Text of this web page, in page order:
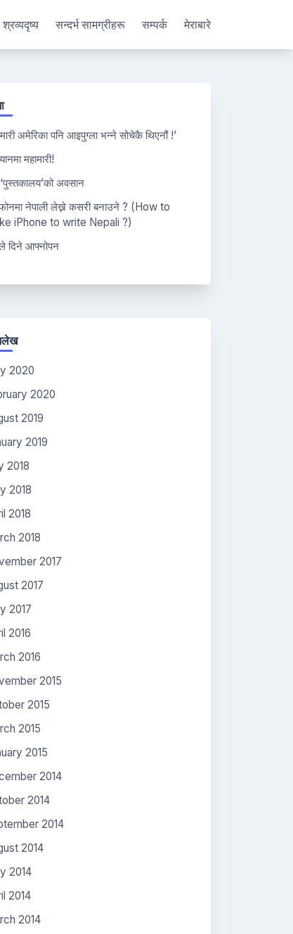
श्रव्यदृष्य सन्दर्भ सामग्रीहरू सम्पर्क मेराबारे
अमेरिका पनि आइपुग्ला भन्ने सोचेकै थिएनौं !’
महामारी!
अवसान
नेपाली लेख्ने कसरी बनाउने ? (How to
iPhone to write Nepali ?)
दिने आफ्नोपन
2020
2020
2019
2019
2018
2018
2018
2018
2017
2017
2017
2016
2016
2015
2015
2015
2015
2014
2014
2014
2014
2014
2014
2014